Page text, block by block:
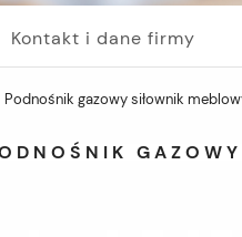
Kontakt i dane firmy
Podnośnik gazowy siłownik